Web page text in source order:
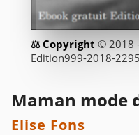
© 2018
Edition999-2018-
Maman mode
Elise Fons